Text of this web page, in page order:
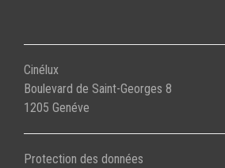
Cinélux
Boulevard de Saint-Georges 8
1205 Genéve
Protection des données